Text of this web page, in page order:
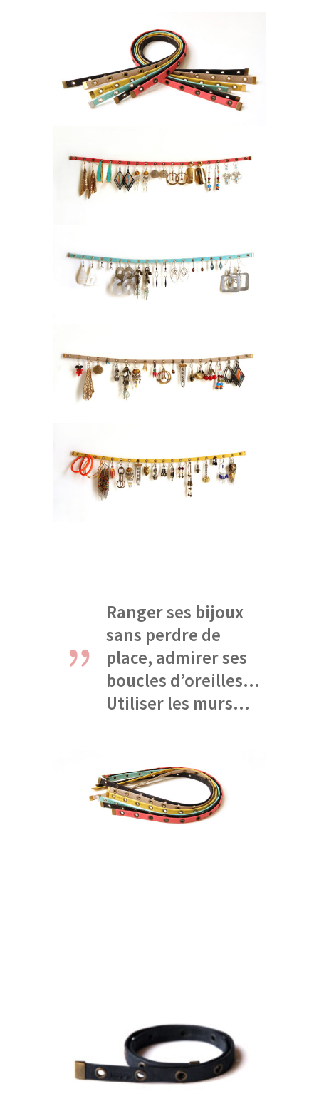
Ranger ses bijoux
sans perdre de
place, admirer ses
boucles d’oreilles…
Utiliser les murs...